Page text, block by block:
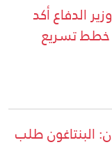
الدفاع أكد
لتقديم خطط تسريع
البنتاغون طلب